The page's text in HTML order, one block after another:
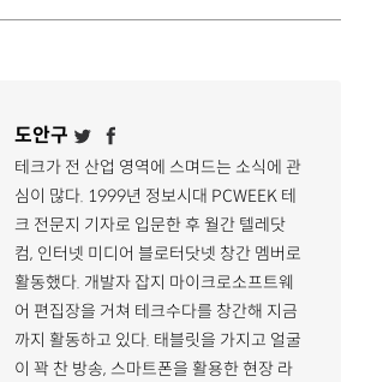
도안구
테크가 전 산업 영역에 스며드는 소식에 관
심이 많다. 1999년 정보시대 PCWEEK 테
크 전문지 기자로 입문한 후 월간 텔레닷
컴, 인터넷 미디어 블로터닷넷 창간 멤버로
활동했다. 개발자 잡지 마이크로소프트웨
어 편집장을 거쳐 테크수다를 창간해 지금
까지 활동하고 있다. 태블릿을 가지고 얼굴
이 꽉 찬 방송, 스마트폰을 활용한 현장 라